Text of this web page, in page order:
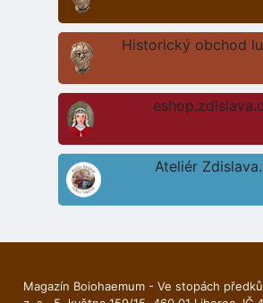
Historický obchod
Ateliér
Magazín Boiohaemum - Ve stopách